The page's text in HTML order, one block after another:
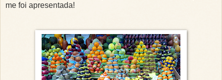
me foi apresentada!